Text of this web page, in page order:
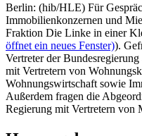
Berlin: (hib/HLE) Für
Immobilienkonzernen und
Fraktion Die Linke in einer
öffnet ein neues Fenster)).
Vertreter der
mit Vertretern von
Wohnungswirtschaft sowie
Außerdem fragen die
Regierung mit Vertretern von